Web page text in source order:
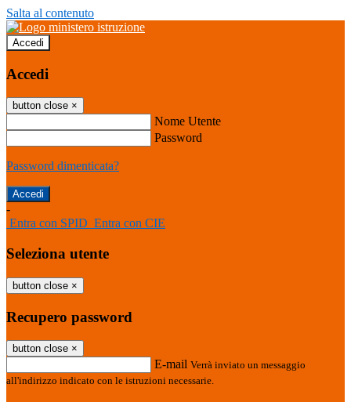
Salta al contenuto
Accedi
Accedi
button close ×
Nome Utente
Password
Password dimenticata?
-
Entra con SPID Entra con CIE
Seleziona utente
button close ×
Recupero password
button close ×
E-mail Verrà inviato un messaggio
all'indirizzo indicato con le istruzioni necessarie.